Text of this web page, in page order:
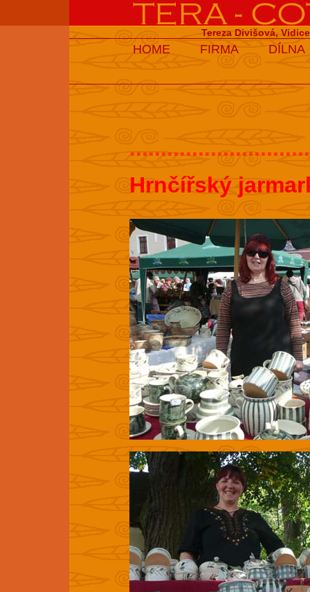
Tereza Divišová,
HOME FIRMA DÍLNA
Hrnčířský